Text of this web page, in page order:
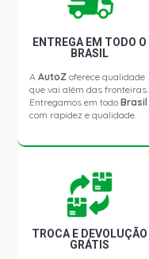
ENTREGA EM TODO O
BRASIL
AAutoZ oferece qualidade
que vai além das fronteiras.
Entregamos em todoBrasil
com rapidez e qualidade.
TROCA E DEVOLUÇÃO
GRÁTIS